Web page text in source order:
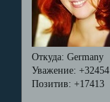
Откуда: Germany
Уважение: +32454
Позитив: +17413